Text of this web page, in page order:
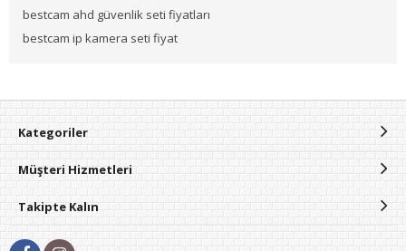
bestcam ahd güvenlik seti fiyatları
bestcam ip kamera seti fiyat
Kategoriler
Müşteri Hizmetleri
Takipte Kalın